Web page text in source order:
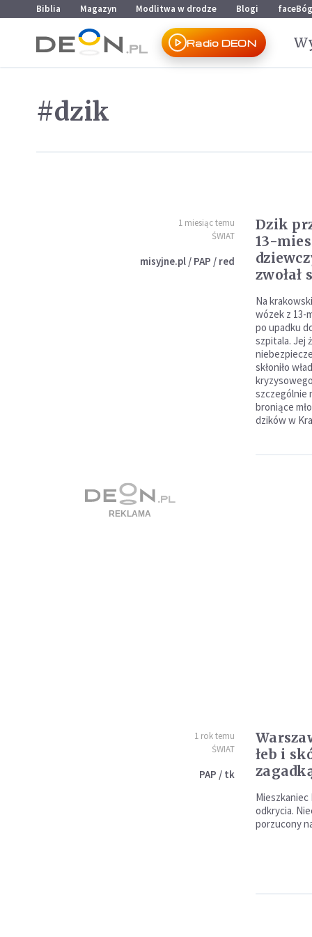
Przejdź do menu głównego
Przejdź do treści
Biblia Magazyn Modlitwa w drodze Blogi faceBóg
Radio DEON
#dzik
1 miesiąc temu
ŚWIAT
misyjne.pl / PAP / red
Dzik
13-
Na
wózek z 13-
po upadku
szpitala. Jej
skłoniło
szczególnie
broniące
dzików w
1 rok temu
ŚWIAT
PAP / tk
łeb i
Mieszkaniec
odkrycia.
porzucony